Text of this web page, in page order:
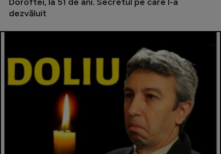
Doroftei, la 51 de ani. Secretul pe care l-a
dezvăluit